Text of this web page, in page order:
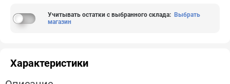
Учитывать остатки с выбранного склада: Выбрать
магазин
Характеристики